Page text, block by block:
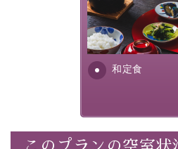
・宿泊料金10%OFF
・朝夕個室料亭で個室食
・諏訪大社4社を巡る無料参拝
・就寝用パジャマをご用意
・環境に配慮したアメニティを
和定食
さっぱりとした和
れる食材は、諏訪
ふんだんに取り入
安全を心掛けた